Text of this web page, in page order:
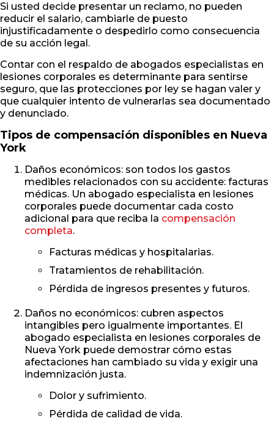
Si usted decide presentar un reclamo, no pueden
reducir el salario, cambiarle de puesto
injustificadamente o despedirlo como consecuencia
de su acción legal.
Contar con el respaldo de abogados especialistas en
lesiones corporales es determinante para sentirse
seguro, que las protecciones por ley se hagan valer y
que cualquier intento de vulnerarlas sea documentado
y denunciado.
Tipos de compensación disponibles en Nueva
York
Daños económicos: son todos los gastos
medibles relacionados con su accidente: facturas
médicas. Un abogado especialista en lesiones
corporales puede documentar cada costo
adicional para que reciba la compensación
completa.
Facturas médicas y hospitalarias.
Tratamientos de rehabilitación.
Pérdida de ingresos presentes y futuros.
Daños no económicos: cubren aspectos
intangibles pero igualmente importantes. El
abogado especialista en lesiones corporales de
Nueva York puede demostrar cómo estas
afectaciones han cambiado su vida y exigir una
indemnización justa.
Dolor y sufrimiento.
Pérdida de calidad de vida.